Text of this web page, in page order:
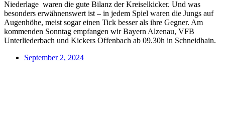
Niederlage waren die gute Bilanz der Kreiselkicker. Und was
besonders erwähnenswert ist – in jedem Spiel waren die Jungs auf
Augenhöhe, meist sogar einen Tick besser als ihre Gegner. Am
kommenden Sonntag empfangen wir Bayern Alzenau, VFB
Unterliederbach und Kickers Offenbach ab 09.30h in Schneidhain.
September 2, 2024